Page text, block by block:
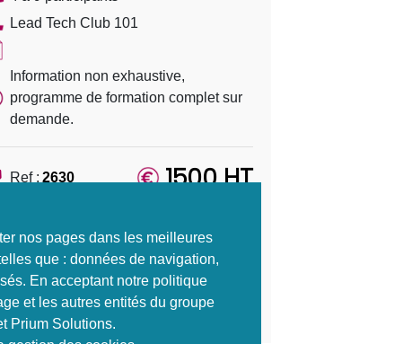
Lead Tech Club 101
Information non exhaustive,
programme de formation complet sur
demande.
Ref : 2630 1500 HT
S'inscrire
Envoyer à un ami
nos pages dans les meilleures
que : données de navigation,
En acceptant notre politique
et les autres entités du groupe
Prium Solutions.